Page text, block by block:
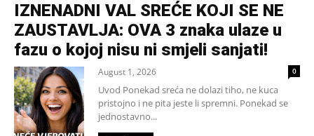
IZNENADNI VAL SREĆE KOJI SE NE
ZAUSTAVLJA: OVA 3 znaka ulaze u
fazu o kojoj nisu ni smjeli sanjati!
August 1, 2026 0
Uvod Ponekad sreća ne dolazi tiho, ne kuca
pristojno i ne pita jeste li spremni. Ponekad se
jednostavno...